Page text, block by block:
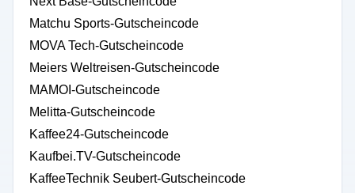
Matchu Sports-Gutscheincode
MOVA Tech-Gutscheincode
Meiers Weltreisen-Gutscheincode
MAMOI-Gutscheincode
Melitta-Gutscheincode
Kaffee24-Gutscheincode
Kaufbei.TV-Gutscheincode
KaffeeTechnik Seubert-Gutscheincode